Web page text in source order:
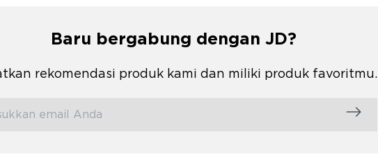
Baru bergabung dengan JD?
rekomendasi produk kami dan miliki produk favoritmu.